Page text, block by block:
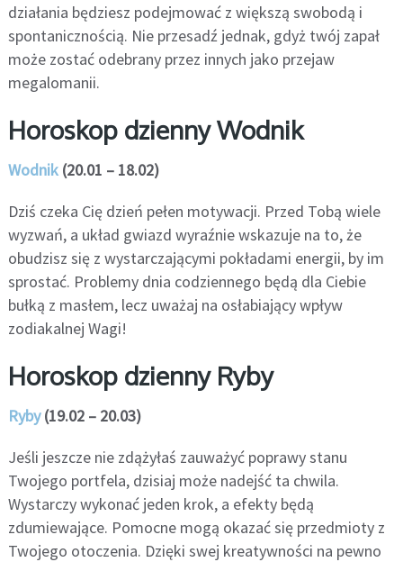
działania będziesz podejmować z większą swobodą i
spontanicznością. Nie przesadź jednak, gdyż twój zapał
może zostać odebrany przez innych jako przejaw
megalomanii.
Horoskop dzienny Wodnik
Wodnik(20.01 – 18.02)
Dziś czeka Cię dzień pełen motywacji. Przed Tobą wiele
wyzwań, a układ gwiazd wyraźnie wskazuje na to, że
obudzisz się z wystarczającymi pokładami energii, by im
sprostać. Problemy dnia codziennego będą dla Ciebie
bułką z masłem, lecz uważaj na osłabiający wpływ
zodiakalnej Wagi!
Horoskop dzienny Ryby
Ryby(19.02 – 20.03)
Jeśli jeszcze nie zdążyłaś zauważyć poprawy stanu
Twojego portfela, dzisiaj może nadejść ta chwila.
Wystarczy wykonać jeden krok, a efekty będą
zdumiewające. Pomocne mogą okazać się przedmioty z
Twojego otoczenia. Dzięki swej kreatywności na pewno